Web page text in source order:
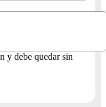
y debe quedar sin